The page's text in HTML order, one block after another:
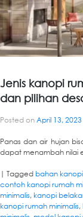
Jenis kanopi
dan pilihan
Posted onApril 13, 2023
Panas dan air hujan
dapat menambah nilai
| Tagged bahan
contoh kanopi rumah
minimalis,kanopi
kanopi rumah minimalis,